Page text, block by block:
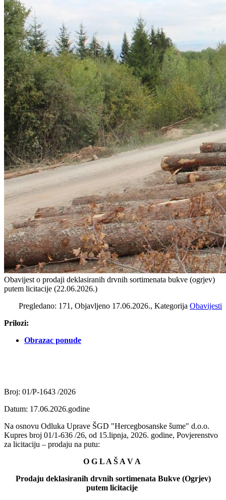
Obavijest o prodaji deklasiranih drvnih sortimenata bukve (ogrjev)
putem licitacije (22.06.2026.)
Pregledano: 171, Objavljeno 17.06.2026., Kategorija Obavijesti
Prilozi:
Obrazac ponude
Broj: 01/P-1643 /2026
Datum: 17.06.2026.godine
Na osnovu Odluka Uprave ŠGD "Hercegbosanske šume" d.o.o.
Kupres broj 01/1-636 /26, od 15.lipnja, 2026. godine, Povjerenstvo
za licitaciju – prodaju na putu:
O G L A Š A V A
Prodaju deklasiranih drvnih sortimenata Bukve (Ogrjev)
putem licitacije